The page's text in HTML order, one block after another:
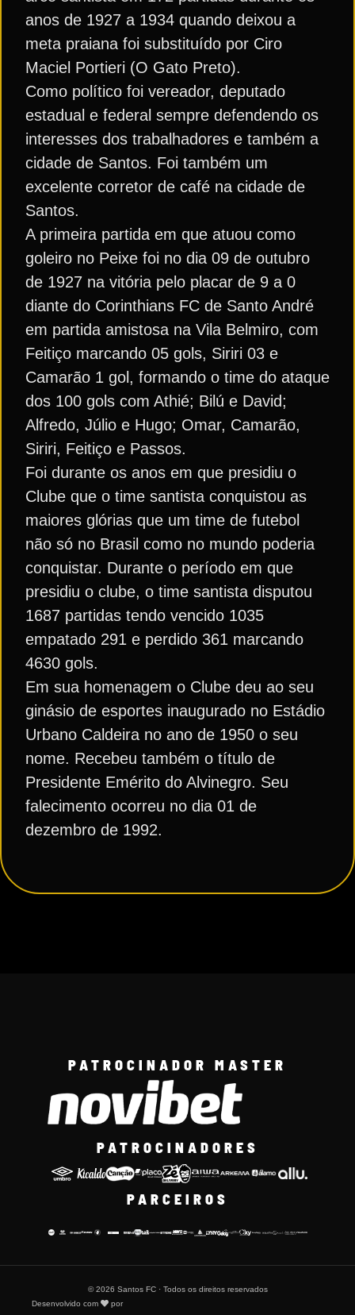
anos de 1927 a 1934 quando deixou a
meta praiana foi substituído por Ciro
Maciel Portieri (O Gato Preto).
Como político foi vereador, deputado
estadual e federal sempre defendendo os
interesses dos trabalhadores e também a
cidade de Santos. Foi também um
excelente corretor de café na cidade de
Santos.
A primeira partida em que atuou como
goleiro no Peixe foi no dia 09 de outubro
de 1927 na vitória pelo placar de 9 a 0
diante do Corinthians FC de Santo André
em partida amistosa na Vila Belmiro, com
Feitiço marcando 05 gols, Siriri 03 e
Camarão 1 gol, formando o time do ataque
dos 100 gols com Athié; Bilú e David;
Alfredo, Júlio e Hugo; Omar, Camarão,
Siriri, Feitiço e Passos.
Foi durante os anos em que presidiu o
Clube que o time santista conquistou as
maiores glórias que um time de futebol
não só no Brasil como no mundo poderia
conquistar. Durante o período em que
presidiu o clube, o time santista disputou
1687 partidas tendo vencido 1035
empatado 291 e perdido 361 marcando
4630 gols.
Em sua homenagem o Clube deu ao seu
ginásio de esportes inaugurado no Estádio
Urbano Caldeira no ano de 1950 o seu
nome. Recebeu também o título de
Presidente Emérito do Alvinegro. Seu
falecimento ocorreu no dia 01 de
dezembro de 1992.
PATROCINADOR MASTER
PATROCINADORES
PARCEIROS
© 2026 Santos FC · Todos os direitos reservados
Desenvolvido com
por